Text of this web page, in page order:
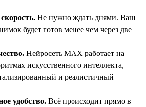
Не нужно ждать днями. Ваш
будет готов менее чем через две
Нейросеть MAX работает на
искусственного интеллекта,
и реалистичный
удобство. Всё происходит прямо в